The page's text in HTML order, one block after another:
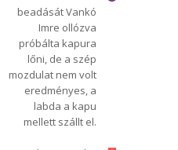
beadását Vankó
Imre ollózva
próbálta kapura
lőni, de a szép
mozdulat nem volt
eredményes, a
labda a kapu
mellett szállt el.